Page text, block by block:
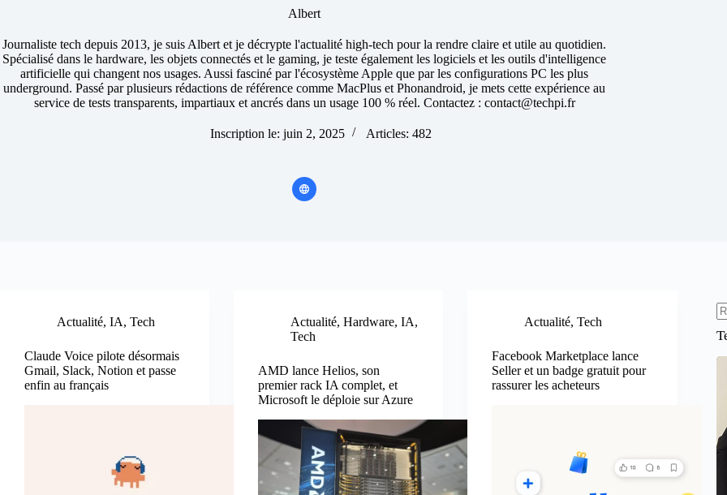
Albert
Journaliste tech depuis 2013, je suis Albert et je décrypte l'actualité high-tech pour la rendre claire et utile au quotidien.
Spécialisé dans le hardware, les objets connectés et le gaming, je teste également les logiciels et les outils d'intelligence
artificielle qui changent nos usages. Aussi fasciné par l'écosystème Apple que par les configurations PC les plus
underground. Passé par plusieurs rédactions de référence comme MacPlus et Phonandroid, je mets cette expérience au
service de tests transparents, impartiaux et ancrés dans un usage 100 % réel. Contactez : contact@techpi.fr
Inscription le: juin 2, 2025 Articles: 482
Actualité, IA, Tech
Claude Voice pilote désormais
Gmail, Slack, Notion et passe
enfin au français
Actualité,Hardware,IA,
Tech
AMD lance Helios, son
premier rack IA complet, et
Microsoft le déploie sur Azure
Actualité,Tech
Facebook Marketplace lance
Seller et un badge gratuit pour
rassurer les acheteurs